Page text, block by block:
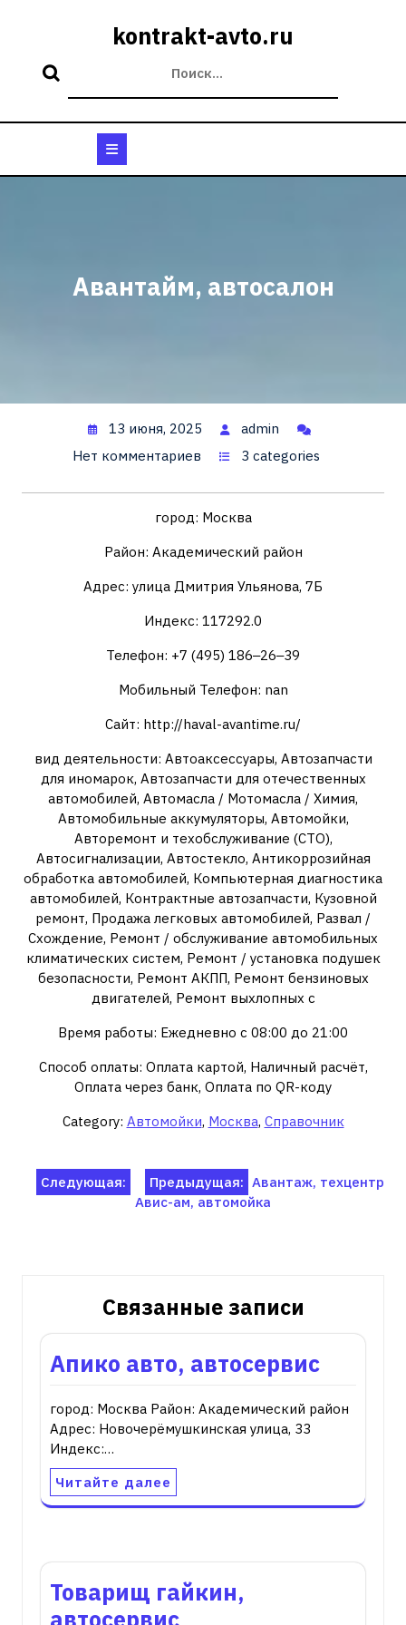
kontrakt-avto.ru
Авантайм, автосалон
13 июня, 2025
admin
Нет комментариев
3 categories
город: Москва
Район: Академический район
Адрес: улица Дмитрия Ульянова, 7Б
Индекс: 117292.0
Телефон: +7 (495) 186‒26‒39
Мобильный Телефон: nan
Сайт: http://haval-avantime.ru/
вид деятельности: Автоаксессуары, Автозапчасти
для иномарок, Автозапчасти для отечественных
автомобилей, Автомасла / Мотомасла / Химия,
Автомобильные аккумуляторы, Автомойки,
Авторемонт и техобслуживание (СТО),
Автосигнализации, Автостекло, Антикоррозийная
обработка автомобилей, Компьютерная диагностика
автомобилей, Контрактные автозапчасти, Кузовной
ремонт, Продажа легковых автомобилей, Развал /
Схождение, Ремонт / обслуживание автомобильных
климатических систем, Ремонт / установка подушек
безопасности, Ремонт АКПП, Ремонт бензиновых
двигателей, Ремонт выхлопных с
Время работы: Ежедневно с 08:00 до 21:00
Способ оплаты: Оплата картой, Наличный расчёт,
Оплата через банк, Оплата по QR-коду
Category: Автомойки, Москва, Справочник
Навигация
Предыдущая: Авантаж, техцентр
Следующая:
Авис-ам, автомойка
Связанные записи
Апико авто, автосервис
город: Москва Район: Академический район
Адрес: Новочерёмушкинская улица, 33
Индекс:…
Читайте далее
Товарищ гайкин,